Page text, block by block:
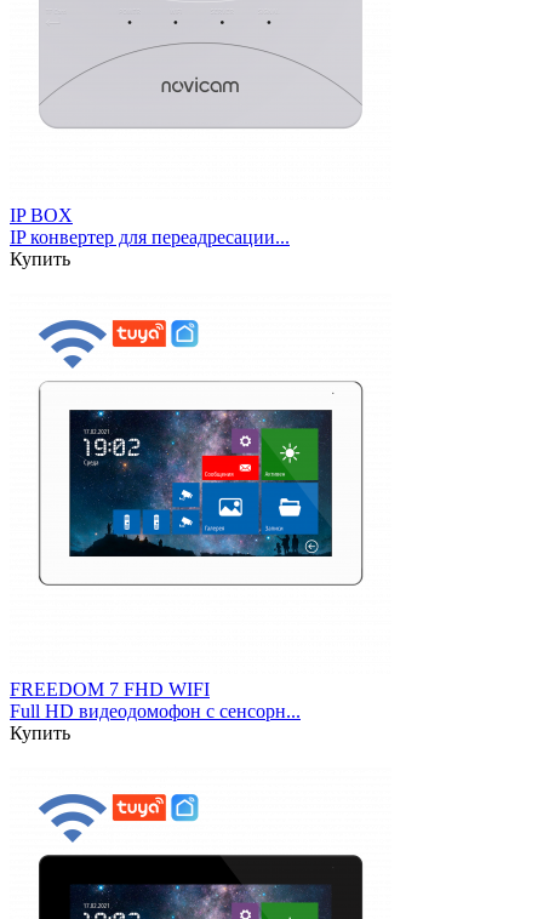
IP BOX
IP конвертер для переадресации...
Купить
FREEDOM 7 FHD WIFI
Full HD видеодомофон с сенсорн...
Купить